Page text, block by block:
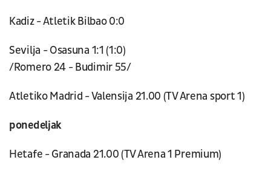
Kadiz - Atletik Bilbao 0:0
Sevilja - Osasuna 1:1 (1:0)
/Romero 24 - Budimir 55/
Atletiko Madrid - Valensija 21.00 (TV Arena sport 1)
ponedeljak
Hetafe - Granada 21.00 (TV Arena 1 Premium)